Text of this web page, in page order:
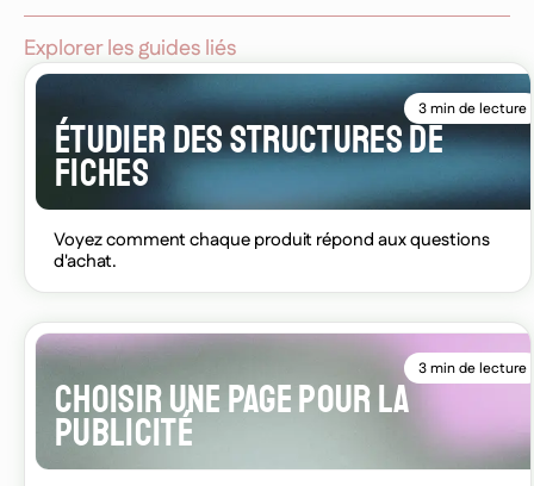
Explorer les guides liés
3 min de lecture
ÉTUDIER DES STRUCTURES DE
FICHES
Voyez comment chaque produit répond aux questions
d'achat.
3 min de lecture
CHOISIR UNE PAGE POUR LA
PUBLICITÉ